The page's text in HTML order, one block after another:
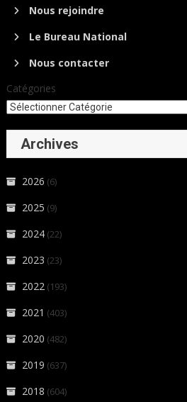
Nous rejoindre
Le Bureau National
Nous contacter
Catégories
Archives
2026 (6)
2025 (9)
2024 (22)
2023 (23)
2022 (193)
2021 (403)
2020 (482)
2019 (637)
2018 (604)